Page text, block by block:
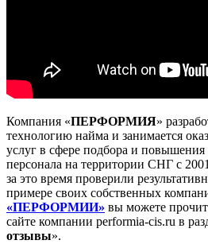
Компания «ПЕРФОРМИЯ»
технологию найма и занимается
услуг в сфере подбора и
персонала на территории СНГ с
за это время проверили
примере своих собственных
«ПЕРФОРМИИ» вы можете
сайте компании performia-cis.ru в
отзывы».